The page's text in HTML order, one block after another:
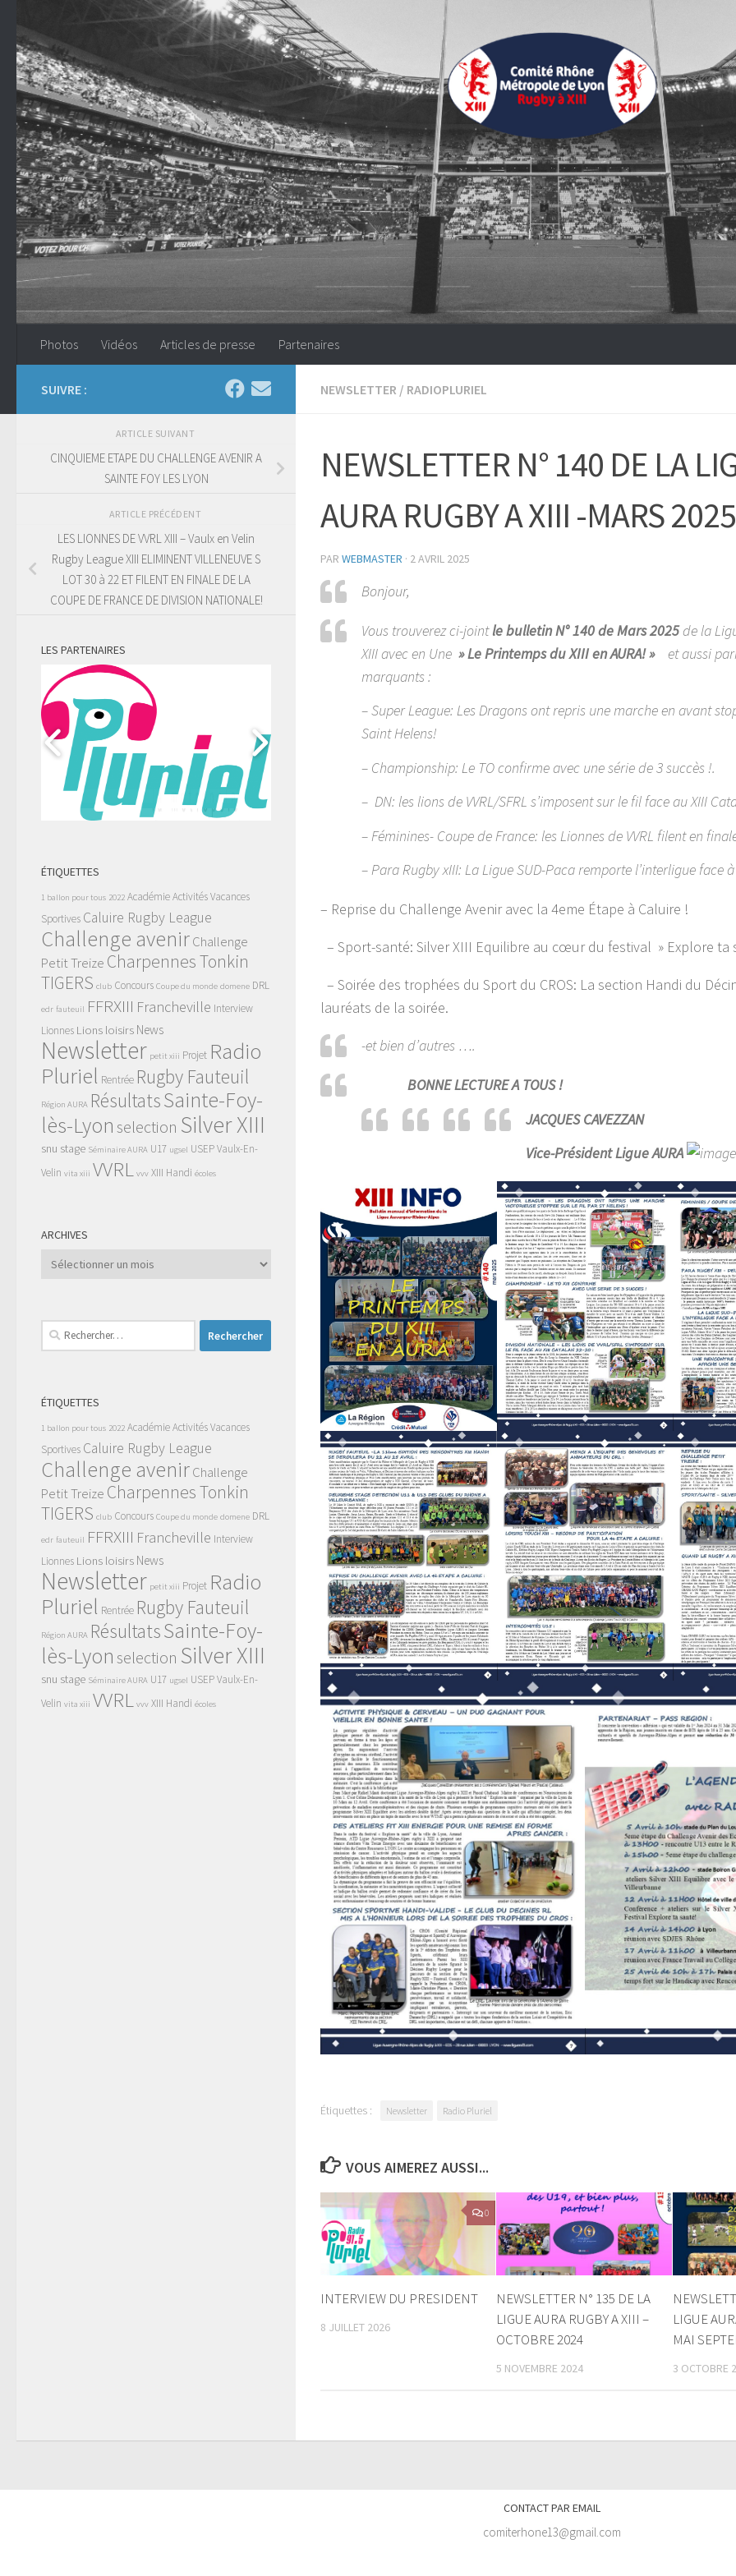
Skip to content
Photos Vidéos Articles de presse Partenaires
NEWSLETTER / RADIOPLURIEL
NEWSLETTER N° 140 DE LA
AURA RUGBY A XIII -MARS 2025
PAR WEBMASTER · 2 AVRIL 2025
Bonjour,
Vous trouverez ci-jointle bulletin N° 140 de Mars 2025de la
XIII avec en Une » Le Printemps du XIII en AURA! » et aussi
marquants :
– Super League: Les Dragons ont repris une marche en avant
Saint Helens!
– Championship: Le TO confirme avec une série de 3 succès !.
– DN: les lions de VVRL/SFRL s’imposent sur le fil face au XIII
– Féminines- Coupe de France: les Lionnes de VVRL filent en
– Para Rugby xIII: La Ligue SUD-Paca remporte l’interligue face
– Reprise du Challenge Avenir avec la 4eme Étape à Caluire !
– Sport-santé: Silver XIII Equilibre au cœur du festival » Explore ta
– Soirée des trophées du Sport du CROS: La section Handi du
lauréats de la soirée.
-et bien d’autres ….
BONNE LECTURE A TOUS !
JACQUES CAVEZZAN
Vice-Président Ligue AURA
Étiquettes : Newsletter Radio Pluriel
VOUS AIMEREZ AUSSI...
0
INTERVIEW DU PRESIDENT
8 JUILLET 2026
NEWSLETTER N° 135 DE LA
LIGUE AURA RUGBY A XIII –
OCTOBRE 2024
5 NOVEMBRE 2024
LIGUE
MAI
3 OCTOBRE
SUIVRE :
ARTICLE SUIVANT
CINQUIEME ETAPE DU CHALLENGE AVENIR A
SAINTE FOY LES LYON
ARTICLE PRÉCÉDENT
LES LIONNES DE VVRL XIII – Vaulx en Velin
Rugby League XIII ELIMINENT VILLENEUVE S
LOT 30 à 22 ET FILENT EN FINALE DE LA
COUPE DE FRANCE DE DIVISION NATIONALE!
LES PARTENAIRES
ÉTIQUETTES
1 ballon pour tous 2022 AcadémieActivités Vacances
Sportives Caluire Rugby League
Challenge avenirChallenge
Petit Treize Charpennes Tonkin
TIGERS club Concours Coupe du monde domene DRL
edr fauteuil FFRXIII Francheville Interview
Lionnes Lions loisirs News
Newsletter petit xiii Projet Radio
Pluriel Rentrée Rugby Fauteuil
Région AURA RésultatsSainte-Foy-
lès-Lyon selection Silver XIII
snu stage Séminaire AURA U17 ugsel USEPVaulx-En-
Velin vita xiii VVRL vvv XIII Handi écoles
ARCHIVES
Archives
Rechercher :
ÉTIQUETTES
1 ballon pour tous 2022 AcadémieActivités Vacances
Sportives Caluire Rugby League
Challenge avenirChallenge
Petit Treize Charpennes Tonkin
TIGERS club Concours Coupe du monde domene DRL
edr fauteuil FFRXIII Francheville Interview
Lionnes Lions loisirs News
Newsletter petit xiii Projet Radio
Pluriel Rentrée Rugby Fauteuil
Région AURA RésultatsSainte-Foy-
lès-Lyon selection Silver XIII
snu stage Séminaire AURA U17 ugsel USEPVaulx-En-
Velin vita xiii VVRL vvv XIII Handi écoles
CONTACT PAR EMAIL
comiterhone13@gmail.com